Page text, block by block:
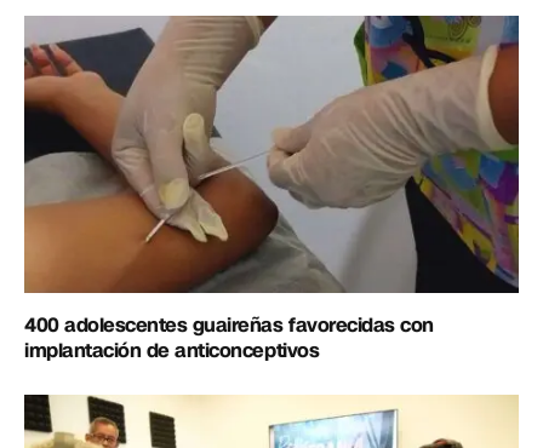
400 adolescentes guaireñas favorecidas con
implantación de anticonceptivos